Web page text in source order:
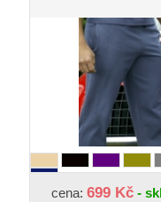
cena: 699 Kč -